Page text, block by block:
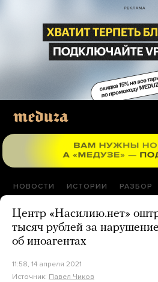
материалам
НОВОСТИ ИСТОРИИ РАЗБОР
Центр «Насилию.нет»
тысяч рублей за
об иноагентах
11:58, 14 апреля 2021
Источник: Павел Чиков